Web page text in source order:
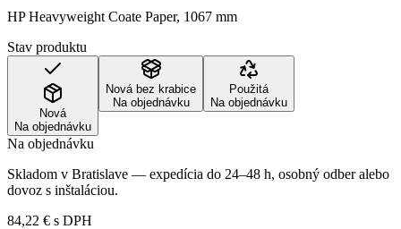
HP Heavyweight Coate Paper, 1067 mm
Stav produktu
Nová
Na objednávku
Nová bez krabice
Na objednávku
Použitá
Na objednávku
Na objednávku
Skladom v Bratislave — expedícia do 24–48 h, osobný odber alebo
dovoz s inštaláciou.
84,22 € s DPH